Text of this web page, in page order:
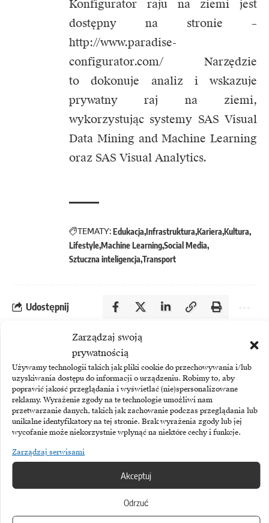
Zarządzaj swoją
prywatnością
Używamy technologii takich jak pliki cookie do przechowywania i/lub
uzyskiwania dostępu do informacji o urządzeniu. Robimy to, aby
poprawić jakość przeglądania i wyświetlać (nie)spersonalizowane
reklamy. Wyrażenie zgody na te technologie umożliwi nam
przetwarzanie danych, takich jak zachowanie podczas przeglądania lub
unikalne identyfikatory na tej stronie. Brak wyrażenia zgody lub jej
wycofanie może niekorzystnie wpłynąć na niektóre cechy i funkcje.
Zarządzaj serwisami
Akceptuj
Odrzuć
Konfigurator raju na ziemi jest
dostępny na stronie –
http://www.paradise-
configurator.com/ Narzędzie
to dokonuje analiz i wskazuje
prywatny raj na ziemi,
wykorzystując systemy SAS Visual
Data Mining and Machine Learning
oraz SAS Visual Analytics.
TEMATY:Edukacja Infrastruktura Kariera Kultura
LifestyleMachine LearningSocial Media
Sztuczna inteligencja Transport
Udostępnij
Biuletyn
Dołącz do najlepszego biuletynu w
branży ICT!